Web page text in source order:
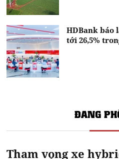
HDBank báo
tới 26,5%
ĐANG
Tham vọng xe